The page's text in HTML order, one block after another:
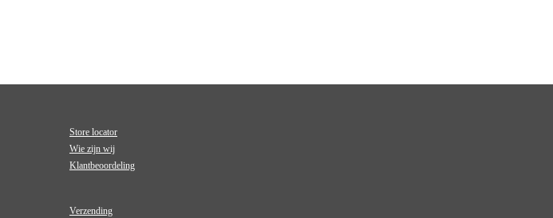
Store locator
Wie zijn wij
Klantbeoordeling
Verzending